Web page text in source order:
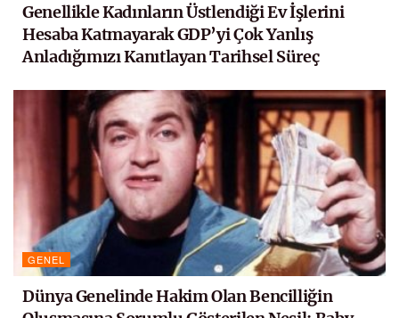
Genellikle Kadınların Üstlendiği Ev İşlerini
Hesaba Katmayarak GDP’yi Çok Yanlış
Anladığımızı Kanıtlayan Tarihsel Süreç
GENEL
Dünya Genelinde Hakim Olan Bencilliğin